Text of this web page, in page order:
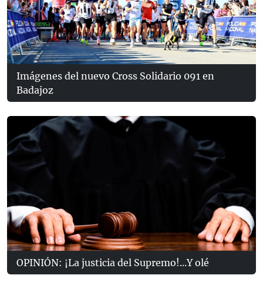
Imágenes del nuevo Cross Solidario 091 en
Badajoz
OPINIÓN: ¡La justicia del Supremo!...Y olé